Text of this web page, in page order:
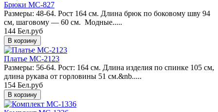
Брюки MC-827
Размеры: 48-64. Рост 164 см. Длина брюк по боковому шву 94
см, шаговому — 60 см. Модные.....
144 Бел.руб
Платье MC-2123
Размеры: 56-64. Рост: 164 см. Длина изделия по спинке 105 см,
длина рукава от горловины 51 см.&nb.....
154 Бел.руб